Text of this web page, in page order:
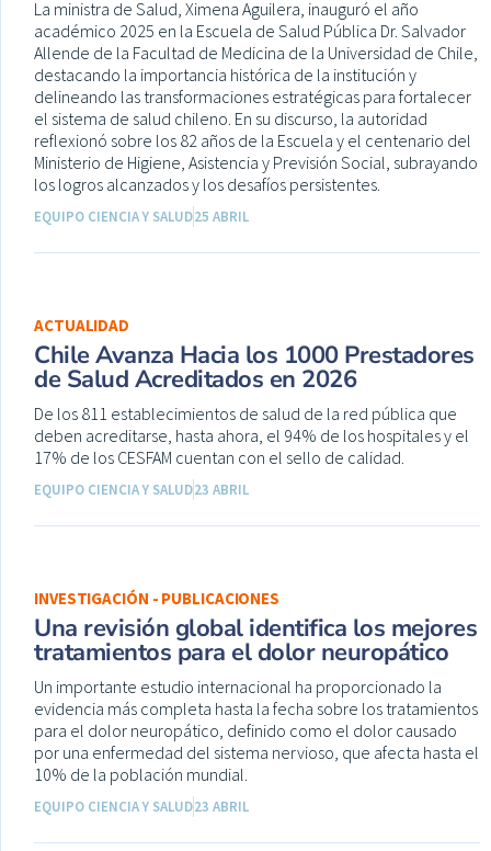
La ministra de Salud, Ximena Aguilera, inauguró el año
académico 2025 en la Escuela de Salud Pública Dr. Salvador
Allende de la Facultad de Medicina de la Universidad de Chile,
destacando la importancia histórica de la institución y
delineando las transformaciones estratégicas para fortalecer
el sistema de salud chileno. En su discurso, la autoridad
reflexionó sobre los 82 años de la Escuela y el centenario del
Ministerio de Higiene, Asistencia y Previsión Social, subrayando
los logros alcanzados y los desafíos persistentes.
EQUIPO CIENCIA Y SALUD25 ABRIL
ACTUALIDAD
Chile Avanza Hacia los 1000 Prestadores
de Salud Acreditados en 2026
De los 811 establecimientos de salud de la red pública que
deben acreditarse, hasta ahora, el 94% de los hospitales y el
17% de los CESFAM cuentan con el sello de calidad.
EQUIPO CIENCIA Y SALUD23 ABRIL
INVESTIGACIÓN - PUBLICACIONES
Una revisión global identifica los mejores
tratamientos para el dolor neuropático
Un importante estudio internacional ha proporcionado la
evidencia más completa hasta la fecha sobre los tratamientos
para el dolor neuropático, definido como el dolor causado
por una enfermedad del sistema nervioso, que afecta hasta el
10% de la población mundial.
EQUIPO CIENCIA Y SALUD23 ABRIL